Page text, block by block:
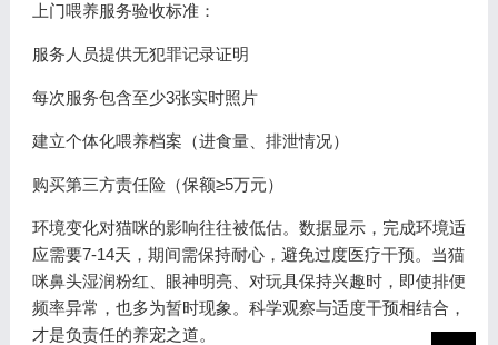
上门喂养服务验收标准：
服务人员提供无犯罪记录证明
每次服务包含至少3张实时照片
建立个体化喂养档案（进食量、排泄情况）
购买第三方责任险（保额≥5万元）
环境变化对猫咪的影响往往被低估。数据显示，完成环境适
应需要7-14天，期间需保持耐心，避免过度医疗干预。当猫
咪鼻头湿润粉红、眼神明亮、对玩具保持兴趣时，即使排便
频率异常，也多为暂时现象。科学观察与适度干预相结合，
才是负责任的养宠之道。